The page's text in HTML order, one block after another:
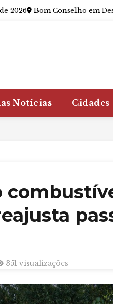
2026 Bom Conselho em
Notícias Cidades
351 visualizações